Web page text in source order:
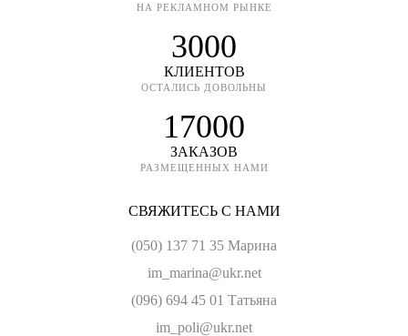
НА РЕКЛАМНОМ РЫНКЕ
3000
КЛИЕНТОВ
ОСТАЛИСЬ ДОВОЛЬНЫ
17000
ЗАКАЗОВ
РАЗМЕЩЕННЫХ НАМИ
СВЯЖИТЕСЬ С НАМИ
(050) 137 71 35 Марина
im_marina@ukr.net
(096) 694 45 01 Татьяна
im_poli@ukr.net